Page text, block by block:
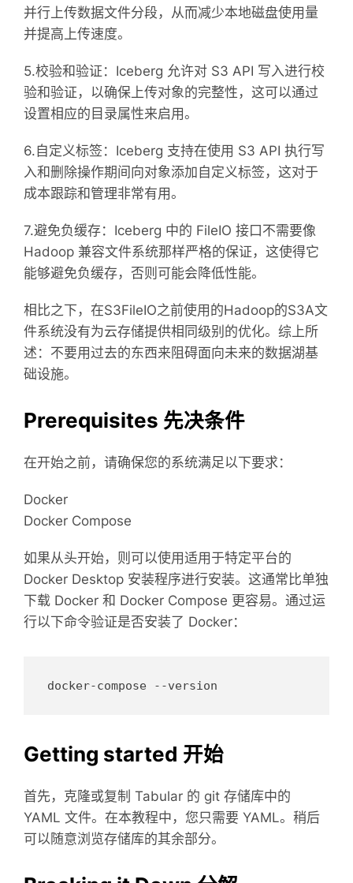
并行上传数据文件分段，从而减少本地磁盘使用量
并提高上传速度。
5.校验和验证：Iceberg 允许对 S3 API 写入进行校
验和验证，以确保上传对象的完整性，这可以通过
设置相应的目录属性来启用。
6.自定义标签：Iceberg 支持在使用 S3 API 执行写
入和删除操作期间向对象添加自定义标签，这对于
成本跟踪和管理非常有用。
7.避免负缓存：Iceberg 中的 FileIO 接口不需要像
Hadoop 兼容文件系统那样严格的保证，这使得它
能够避免负缓存，否则可能会降低性能。
相比之下，在S3FileIO之前使用的Hadoop的S3A文
件系统没有为云存储提供相同级别的优化。综上所
述：不要用过去的东西来阻碍面向未来的数据湖基
础设施。
Prerequisites 先决条件
在开始之前，请确保您的系统满足以下要求：
Docker
Docker Compose
如果从头开始，则可以使用适用于特定平台的
Docker Desktop 安装程序进行安装。这通常比单独
下载 Docker 和 Docker Compose 更容易。通过运
行以下命令验证是否安装了 Docker：
Getting started 开始
首先，克隆或复制 Tabular 的 git 存储库中的
YAML 文件。在本教程中，您只需要 YAML。稍后
可以随意浏览存储库的其余部分。